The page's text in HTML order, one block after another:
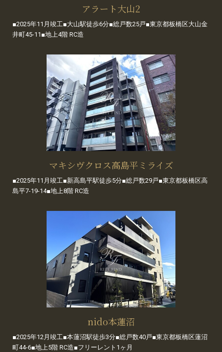
アラート大山2
■2025年11月竣工■大山駅徒歩6分■総戸数25戸■東京都板橋区大山金
井町45-11■地上4階 RC造
マキシヴクロス高島平ミライズ
■2025年11月竣工■新高島平駅徒歩5分■総戸数29戸■東京都板橋区高
島平7-19-14■地上8階 RC造
nido本蓮沼
■2025年12月竣工■本蓮沼駅徒歩3分■総戸数40戸■東京都板橋区蓮沼
町44-6■地上5階 RC造■フリーレント1ヶ月